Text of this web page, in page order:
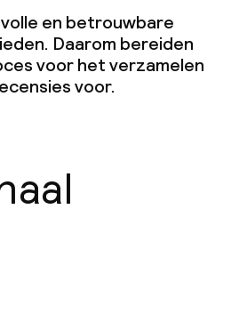
en betrouwbare
Daarom bereiden
voor het verzamelen
voor.